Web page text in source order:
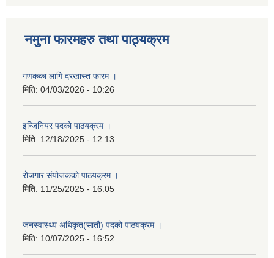
नमुना फारमहरु तथा पाठ्यक्रम
गणकका लागि दरखास्त फारम ।
मिति: 04/03/2026 - 10:26
इन्जिनियर पदको पाठयक्रम ।
मिति: 12/18/2025 - 12:13
रोजगार संयोजकको पाठयक्रम ।
मिति: 11/25/2025 - 16:05
जनस्वास्थ्य अधिकृत(सातौ) पदको पाठयक्रम ।
मिति: 10/07/2025 - 16:52